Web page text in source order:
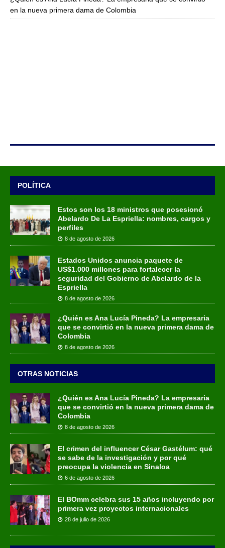
en la nueva primera dama de Colombia
POLÍTICA
Estos son los 18 ministros que posesionó
Abelardo De La Espriella: nombres, cargos y
perfiles
8 de agosto de 2026
Estados Unidos anuncia paquete de
US$1.000 millones para fortalecer la
seguridad del Gobierno de Abelardo de la
Espriella
8 de agosto de 2026
¿Quién es Ana Lucía Pineda? La empresaria
que se convirtió en la nueva primera dama de
Colombia
8 de agosto de 2026
OTRAS NOTICIAS
¿Quién es Ana Lucía Pineda? La empresaria
que se convirtió en la nueva primera dama de
Colombia
8 de agosto de 2026
El crimen del influencer César Gastélum: qué
se sabe de la investigación y por qué
preocupa la violencia en Sinaloa
6 de agosto de 2026
El BOmm celebra sus 15 años incluyendo por
primera vez proyectos internacionales
28 de julio de 2026